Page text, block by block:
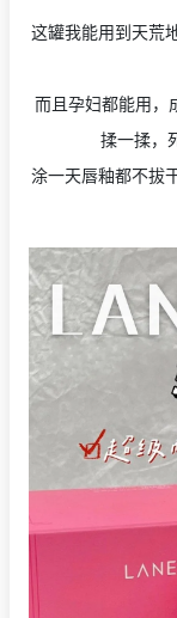
这罐我能用到天荒
而且孕妇都能用，
揉一揉，
涂一天唇釉都不拔